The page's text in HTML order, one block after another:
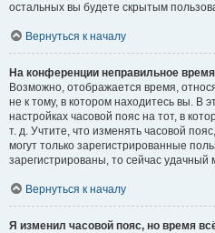
остальных вы будете скрытым
Вернуться к началу
На конференции неправильное
Возможно, отображается время,
не к тому, в котором находитесь вы. В
настройках часовой пояс на тот, в
т. д. Учтите, что изменять часовой
могут только зарегистрированные
зарегистрированы, то сейчас удачный
Вернуться к началу
Я изменил часовой пояс, но время